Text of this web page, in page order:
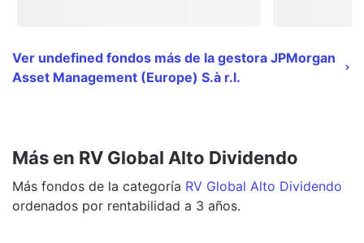
Ver undefined fondos más de la gestora JPMorgan
Asset Management (Europe) S.à r.l.
Más en RV Global Alto Dividendo
Más fondos de la categoría RV Global Alto Dividendo
ordenados por rentabilidad a 3 años.